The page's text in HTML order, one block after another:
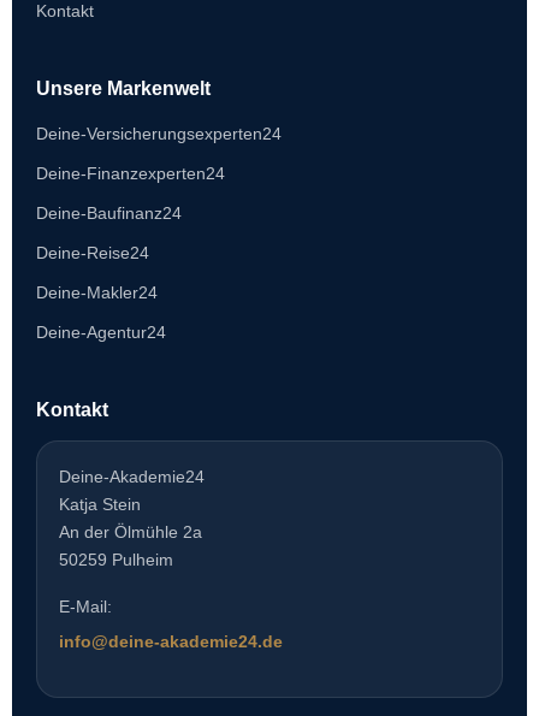
Kontakt
Unsere Markenwelt
Deine-Versicherungsexperten24
Deine-Finanzexperten24
Deine-Baufinanz24
Deine-Reise24
Deine-Makler24
Deine-Agentur24
Kontakt
Deine-Akademie24
Katja Stein
An der Ölmühle 2a
50259 Pulheim
E-Mail:
info@deine-akademie24.de